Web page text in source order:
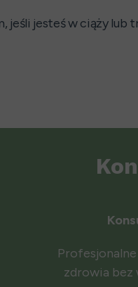
jeśli jesteś w ciąży lub
zdrowia bez